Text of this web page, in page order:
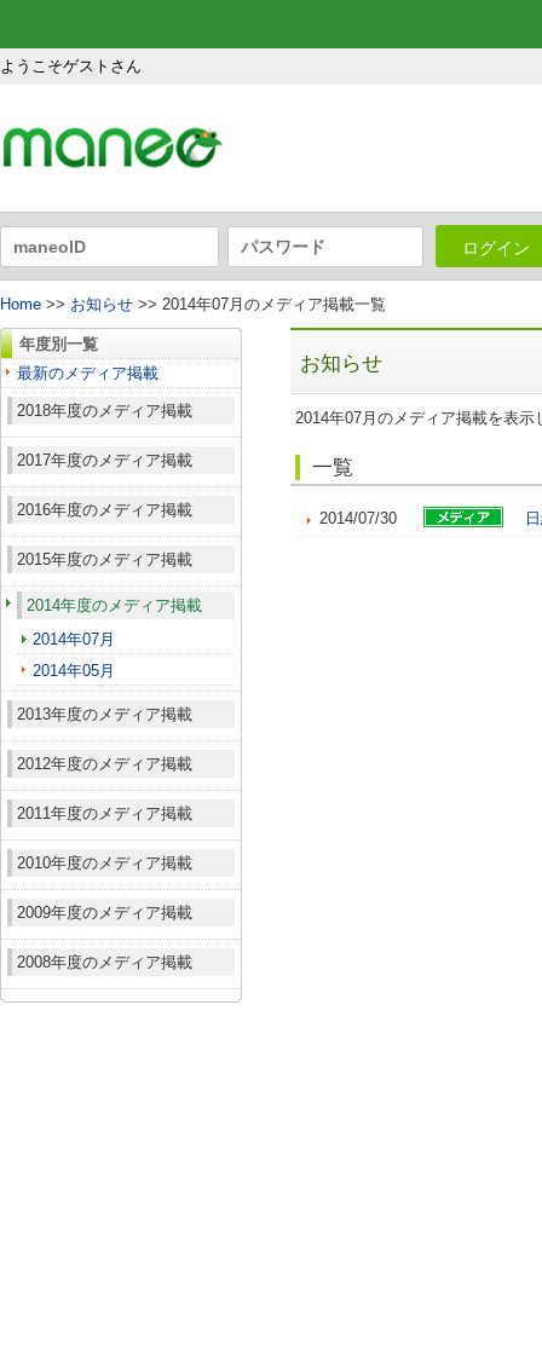
ようこそゲストさん
ログイン
Home >> お知らせ >> 2014年07月のメディア掲載一覧
年度別一覧
最新のメディア掲載
2018年度のメディア掲載
2017年度のメディア掲載
2016年度のメディア掲載
2015年度のメディア掲載
2014年度のメディア掲載
2014年07月
2014年05月
2013年度のメディア掲載
2012年度のメディア掲載
2011年度のメディア掲載
2010年度のメディア掲載
2009年度のメディア掲載
2008年度のメディア掲載
お知らせ
2014年07月のメディア掲載を表示
一覧
2014/07/30